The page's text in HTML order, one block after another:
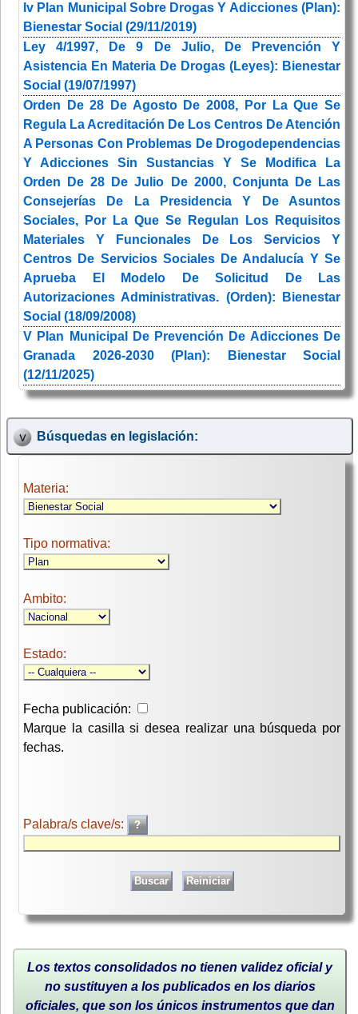
Iv Plan Municipal Sobre Drogas Y Adicciones (Plan):
Bienestar Social (29/11/2019)
Ley 4/1997, De 9 De Julio, De Prevención Y
Asistencia En Materia De Drogas (Leyes): Bienestar
Social (19/07/1997)
Orden De 28 De Agosto De 2008, Por La Que Se
Regula La Acreditación De Los Centros De Atención
A Personas Con Problemas De Drogodependencias
Y Adicciones Sin Sustancias Y Se Modifica La
Orden De 28 De Julio De 2000, Conjunta De Las
Consejerías De La Presidencia Y De Asuntos
Sociales, Por La Que Se Regulan Los Requisitos
Materiales Y Funcionales De Los Servicios Y
Centros De Servicios Sociales De Andalucía Y Se
Aprueba El Modelo De Solicitud De Las
Autorizaciones Administrativas. (Orden): Bienestar
Social (18/09/2008)
V Plan Municipal De Prevención De Adicciones De
Granada 2026-2030 (Plan): Bienestar Social
(12/11/2025)
Búsquedas en legislación:
Materia:
Tipo normativa:
Ambito:
Estado:
Fecha publicación:
Marque la casilla si desea realizar una búsqueda por
fechas.
Palabra/s clave/s:
Los textos consolidados no tienen validez oficial y
no sustituyen a los publicados en los diarios
oficiales, que son los únicos instrumentos que dan